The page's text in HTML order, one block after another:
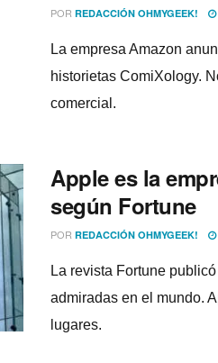
POR REDACCIÓN OHMYGEEK!
La empresa Amazon
historietas ComiXology.
comercial.
Apple es la
según Fortune
POR REDACCIÓN OHMYGEEK!
La revista Fortune
admiradas en el mundo.
lugares.